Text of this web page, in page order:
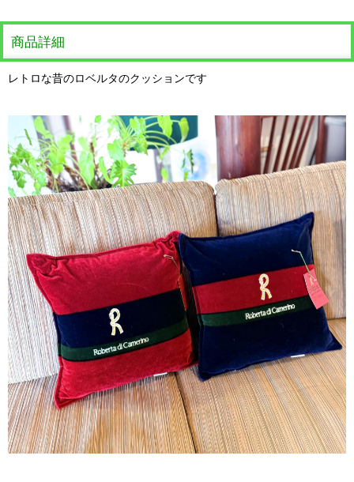
商品詳細
レトロな昔のロベルタのクッションです